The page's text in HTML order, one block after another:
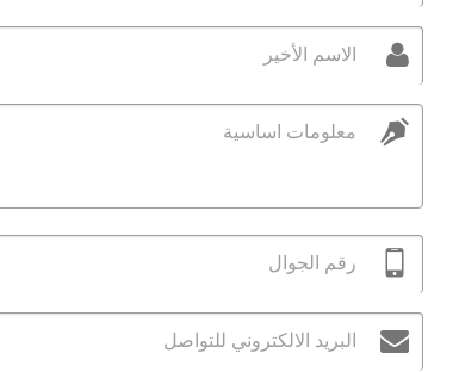
الاسم الأخير
معلومات اساسية
رقم الجوال
البريد الالكتروني للتواصل